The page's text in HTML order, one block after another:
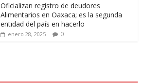
Oficializan registro de deudores
Alimentarios en Oaxaca; es la segunda
entidad del país en hacerlo
enero 28, 2025 0